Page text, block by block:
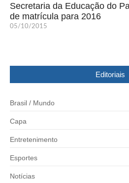
Secretaria da Educação do
de matrícula para 2016
05/10/2015
Editoriais
Brasil / Mundo
Capa
Entretenimento
Esportes
Notícias